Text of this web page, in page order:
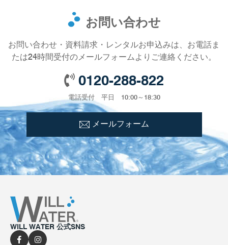
お問い合わせ
お問い合わせ・資料請求・レンタルお申込みは、お電話ま
たは24時間受付のメールフォームよりご連絡ください。
0120-288-822
電話受付 平日 10:00～18:30
メールフォーム
WILL WATER 公式SNS